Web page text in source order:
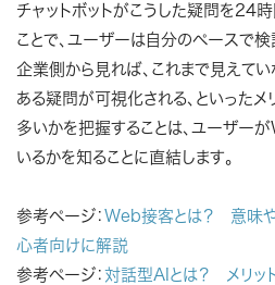
チャットボットがこうした疑問を24
ことで、ユーザーは自分のペースで検
企業側から見れば、これまで見えて
ある疑問が可視化される、といったメ
多いかを把握することは、ユーザー
いるかを知ることに直結します。
参考ページ： Web接客とは？ 意味や
心者向けに解説
参考ページ： 対話型AIとは？ メリッ